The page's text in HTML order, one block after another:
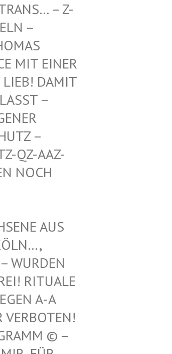
Z-WAIKI –
–
M
EINER FR
DAMIT IH
– BE
DI
– WE
AAZ-TZ-
UNT
AUS REF
LEV
HIE
VON
A-A UND
12.
© – HILF